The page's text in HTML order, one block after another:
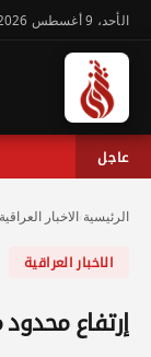
الأحد، 9 أغسطس 2026
عاجل
الرئيسية الاخبار العراقية
الاخبار العراقية
إرتفاع محدود